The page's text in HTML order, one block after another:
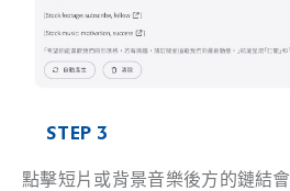
STEP 3
點擊短片或背景音樂後方的鏈結